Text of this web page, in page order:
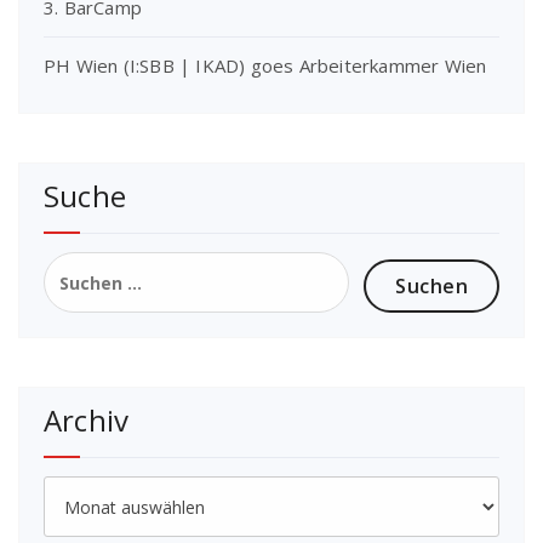
3. BarCamp
PH Wien (I:SBB | IKAD) goes Arbeiterkammer Wien
Suche
Suchen
nach:
Archiv